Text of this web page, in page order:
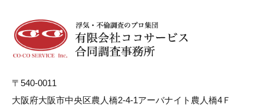
〒540-0011
大阪府大阪市中央区農人橋2-4-1アーバナイト農人橋4Ｆ